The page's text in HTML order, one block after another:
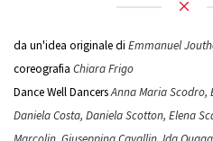
da un'idea originale di Emmanuel
coreografia Chiara Frigo
Dance Well DancersAnna Maria Scodro,
Daniela Costa, Daniela Scotton, Elena